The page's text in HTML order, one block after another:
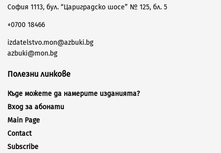
София 1113, бул. “Цариградско шосе” № 125, бл. 5
+0700 18466
izdatelstvo.mon@azbuki.bg
azbuki@mon.bg
Полезни линкове
Къде можете да намерите изданията?
Вход за абонати
Main Page
Contact
Subscribe